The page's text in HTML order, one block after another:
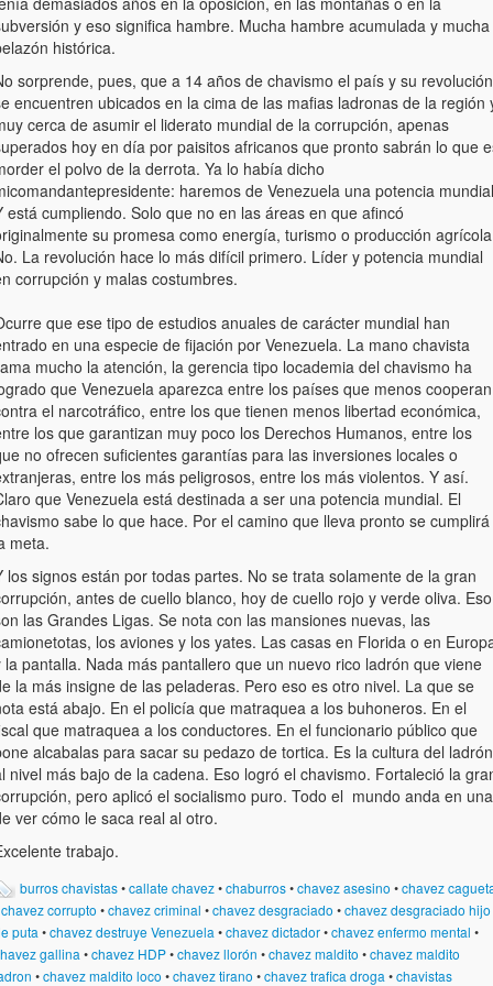
y eso significa hambre. Mucha hambre acumulada y mucha
histórica.
sorprende, pues, que a 14 años de chavismo el país y su revolución
encuentren ubicados en la cima de las mafias ladronas de la región
cerca de asumir el liderato mundial de la corrupción, apenas
hoy en día por paisitos africanos que pronto sabrán lo que
el polvo de la derrota. Ya lo había dicho
haremos de Venezuela una potencia
está cumpliendo. Solo que no en las áreas en que afincó
su promesa como energía, turismo o producción
La revolución hace lo más difícil primero. Líder y potencia mundial
corrupción y malas costumbres.
que ese tipo de estudios anuales de carácter mundial han
en una especie de fijación por Venezuela. La mano chavista
mucho la atención, la gerencia tipo locademia del chavismo ha
que Venezuela aparezca entre los países que menos cooperan
el narcotráfico, entre los que tienen menos libertad económica,
los que garantizan muy poco los Derechos Humanos, entre los
no ofrecen suficientes garantías para las inversiones locales o
entre los más peligrosos, entre los más violentos. Y así.
que Venezuela está destinada a ser una potencia mundial. El
sabe lo que hace. Por el camino que lleva pronto se cumplirá
meta.
los signos están por todas partes. No se trata solamente de la gran
antes de cuello blanco, hoy de cuello rojo y verde oliva. Eso
las Grandes Ligas. Se nota con las mansiones nuevas, las
los aviones y los yates. Las casas en Florida o en
la pantalla. Nada más pantallero que un nuevo rico ladrón que viene
la más insigne de las peladeras. Pero eso es otro nivel. La que se
está abajo. En el policía que matraquea a los buhoneros. En el
que matraquea a los conductores. En el funcionario público que
alcabalas para sacar su pedazo de tortica. Es la cultura del ladrón
nivel más bajo de la cadena. Eso logró el chavismo. Fortaleció la
pero aplicó el socialismo puro. Todo el mundo anda en una
ver cómo le saca real al otro.
trabajo.
burros chavistas•callate chavez•chaburros•chavez asesino •chavez
chavez corrupto •chavez criminal •chavez desgraciado •chavez desgraciado hijo
puta •chavez destruye Venezuela •chavez dictador•chavez enfermo mental •
gallina •chavez HDP•chavez llorón •chavez maldito •chavez maldito
•chavez maldito loco •chavez tirano •chavez trafica droga •chavistas